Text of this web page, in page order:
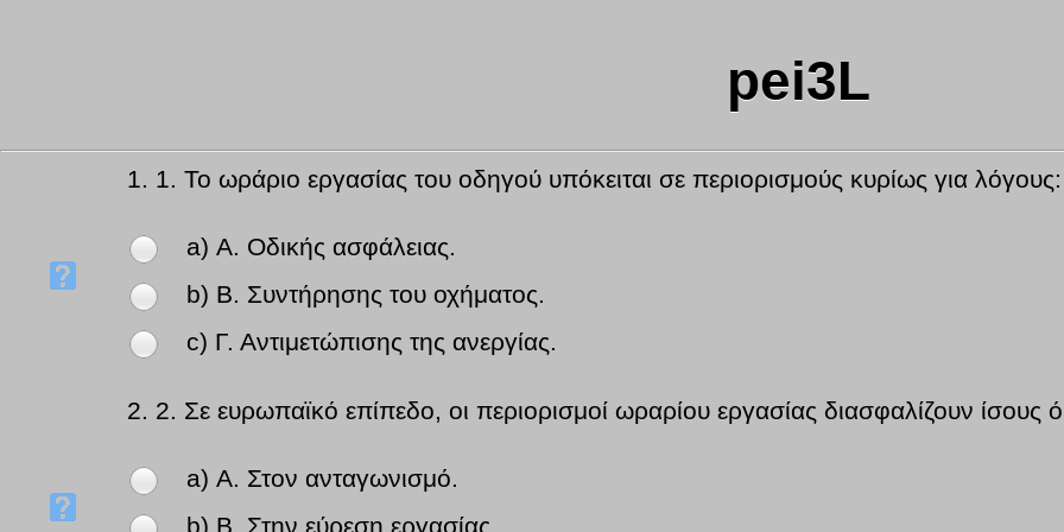
pei3L
1. 1. Το ωράριο εργασίας του οδηγού υπόκειται σε περιορισμούς κυρίως για λόγους:
a) Α. Οδικής ασφάλειας.
b) Β. Συντήρησης του οχήματος.
c) Γ. Αντιμετώπισης της ανεργίας.
2. 2. Σε ευρωπαϊκό επίπεδο, οι περιορισμοί ωραρίου εργασίας διασφαλίζουν ίσους
a) Α. Στον ανταγωνισμό.
b) Β. Στην εύρεση εργασίας.